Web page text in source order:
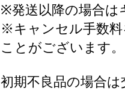
※発送以降の場合は
※キャンセル手数料
ことがございます。
初期不良品の場合